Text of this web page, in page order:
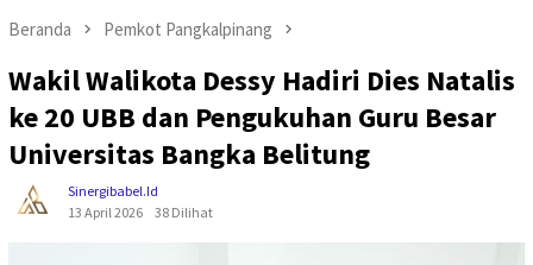
Beranda Pemkot Pangkalpinang
Wakil Walikota Dessy Hadiri Dies Natalis
ke 20 UBB dan Pengukuhan Guru Besar
Universitas Bangka Belitung
Sinergibabel.id
13 April 2026
38 Dilihat